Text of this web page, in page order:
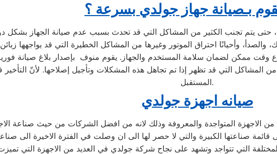
بـصيانة جهاز جولدي بسرعة ؟
وأحيانًا احتراق الموتور وغيرها من المشاكل الخطيرة التي قد يواجهها زبائن
المشاكل التي قد تظهر إذا تم تجاهل هذه المشكلات وتأجيل إصلاحها. لأنّ
المستقبل.
صيانه اجهزة جولدي
من الاجهزة المتواجدة والمعروفة وذلك لانه من افضل الشركات من حيث صناعة
صناعتها الكبيرة والتي لا حصر لها الى ان وصلت في الفترة الاخيرة الى